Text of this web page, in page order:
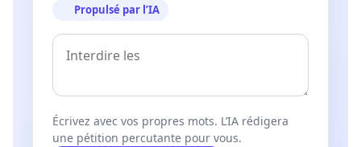
Propulsé par l’IA
Écrivez avec vos propres mots. L’IA rédigera
une pétition percutante pour vous.